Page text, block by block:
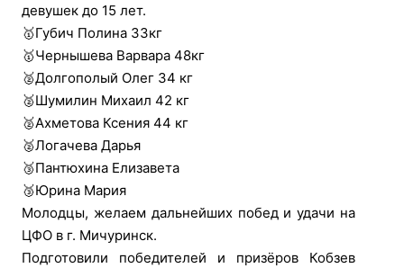
девушек до 15 лет.
🥇Губич Полина 33кг
🥇Чернышева Варвара 48кг
🥈Долгополый Олег 34 кг
🥈Шумилин Михаил 42 кг
🥈Ахметова Ксения 44 кг
🥈Логачева Дарья
🥉Пантюхина Елизавета
🥉Юрина Мария
Молодцы, желаем дальнейших побед и удачи на
ЦФО в г. Мичуринск.
Подготовили победителей и призёров Кобзев